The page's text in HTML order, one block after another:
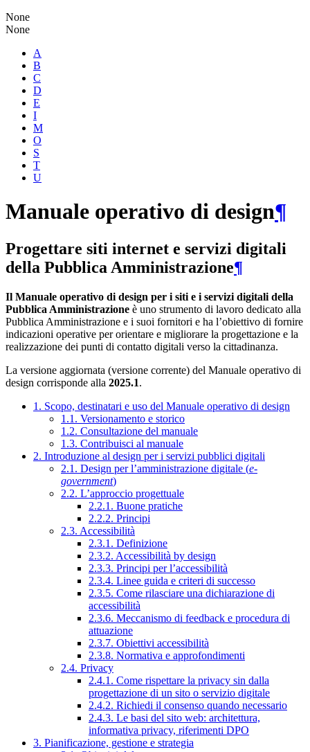
None
None
A
B
C
D
E
I
M
O
S
T
U
Manuale operativo di design¶
Progettare siti internet e servizi digitali
della Pubblica Amministrazione¶
Il Manuale operativo di design per i siti e i servizi digitali della
Pubblica Amministrazione è uno strumento di lavoro dedicato alla
Pubblica Amministrazione e i suoi fornitori e ha l’obiettivo di fornire
indicazioni operative per orientare e migliorare la progettazione e la
realizzazione dei punti di contatto digitali verso la cittadinanza.
La versione aggiornata (versione corrente) del Manuale operativo di
design corrisponde alla 2025.1.
1. Scopo, destinatari e uso del Manuale operativo di design
1.1. Versionamento e storico
1.2. Consultazione del manuale
1.3. Contribuisci al manuale
2. Introduzione al design per i servizi pubblici digitali
2.1. Design per l’amministrazione digitale (e-
government)
2.2. L’approccio progettuale
2.2.1. Buone pratiche
2.2.2. Principi
2.3. Accessibilità
2.3.1. Definizione
2.3.2. Accessibilità by design
2.3.3. Principi per l’accessibilità
2.3.4. Linee guida e criteri di successo
2.3.5. Come rilasciare una dichiarazione di
accessibilità
2.3.6. Meccanismo di feedback e procedura di
attuazione
2.3.7. Obiettivi accessibilità
2.3.8. Normativa e approfondimenti
2.4. Privacy
2.4.1. Come rispettare la privacy sin dalla
progettazione di un sito o servizio digitale
2.4.2. Richiedi il consenso quando necessario
2.4.3. Le basi del sito web: architettura,
informativa privacy, riferimenti DPO
3. Pianificazione, gestione e strategia